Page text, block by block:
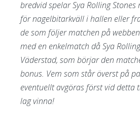
bredvid spelar Sya Rolling Stones
för nagelbitarkväll i hallen eller
de som följer matchen på
med en enkelmatch då Sya
Väderstad, som börjar den
bonus. Vem som står överst på
eventuellt avgöras först vid detta
lag vinna!